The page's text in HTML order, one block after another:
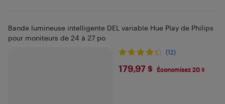
Bande lumineuse intelligente DEL variable Hue Play de Philips
pour moniteurs de 24 à 27 po
(12)
$179.97
179,97 $ Économisez 20 $